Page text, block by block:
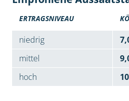
ERTRAGSNIVEAU
niedrig
mittel
hoch